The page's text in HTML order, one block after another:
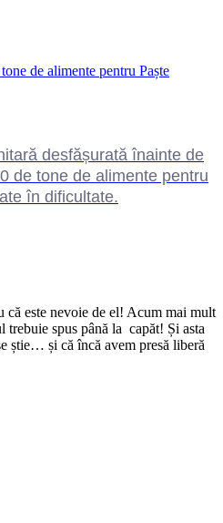
de alimente pentru Paște
desfășurată înainte de
de tone de alimente pentru
în dificultate.
că este nevoie de el! Acum mai mult
trebuie spus până la capăt! Și asta
știe… și că încă avem presă liberă